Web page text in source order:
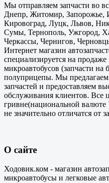
Мы отправляем запчасти во
Днепр, Житомир, Запорожье,
Кировоград, Луцк, Львов,
Сумы, Тернополь, Ужгород,
Черкассы, Чернигов,
Интернет магазин
специализируется на продаже
микроавтобусов (запчасти
полуприцепы. Мы
запчастей и предоставляем
обслуживания клиентов. Все
гривне(национальной
не значительно отличатся от
О сайте
Ходовик.ком - магазин
микроавтобусы и легковые